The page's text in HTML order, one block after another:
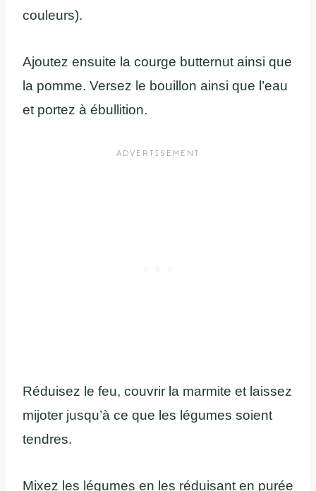
couleurs).
Ajoutez ensuite la courge butternut ainsi que
la pomme. Versez le bouillon ainsi que l’eau
et portez à ébullition.
Réduisez le feu, couvrir la marmite et laissez
mijoter jusqu’à ce que les légumes soient
tendres.
Mixez les légumes en les réduisant en purée